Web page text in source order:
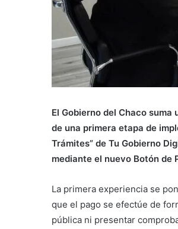
El Gobierno del Chaco
de una primera etapa de
Trámites” de Tu Gobierno
mediante el nuevo Botón de
La primera experiencia se
que el pago se efectúe de
pública ni presentar